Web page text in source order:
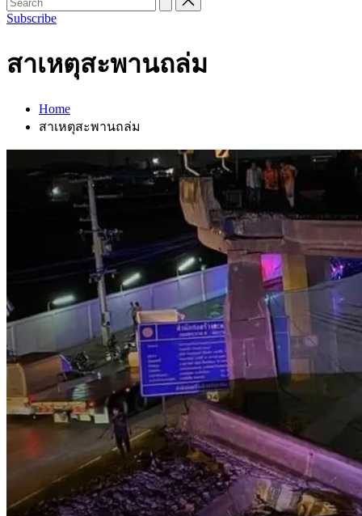
Subscribe
สาเหตุสะพานถล่ม
Home
สาเหตุสะพานถล่ม